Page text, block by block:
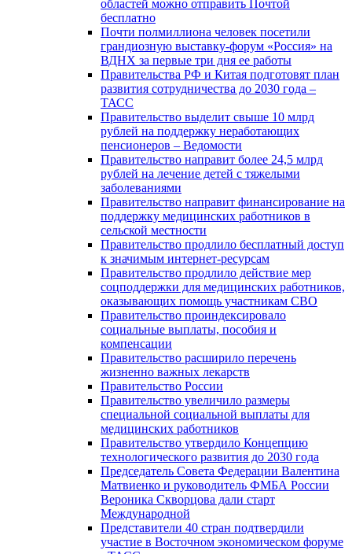
областей можно отправить Почтой
бесплатно
Почти полмиллиона человек посетили
грандиозную выставку-форум «Россия» на
ВДНХ за первые три дня ее работы
Правительства РФ и Китая подготовят план
развития сотрудничества до 2030 года –
ТАСС
Правительство выделит свыше 10 млрд
рублей на поддержку неработающих
пенсионеров – Ведомости
Правительство направит более 24,5 млрд
рублей на лечение детей с тяжелыми
заболеваниями
Правительство направит финансирование на
поддержку медицинских работников в
сельской местности
Правительство продлило бесплатный доступ
к значимым интернет-ресурсам
Правительство продлило действие мер
соцподдержки для медицинских работников,
оказывающих помощь участникам СВО
Правительство проиндексировало
социальные выплаты, пособия и
компенсации
Правительство расширило перечень
жизненно важных лекарств
Правительство России
Правительство увеличило размеры
специальной социальной выплаты для
медицинских работников
Правительство утвердило Концепцию
технологического развития до 2030 года
Председатель Совета Федерации Валентина
Матвиенко и руководитель ФМБА России
Вероника Скворцова дали старт
Международной
Представители 40 стран подтвердили
участие в Восточном экономическом форуме